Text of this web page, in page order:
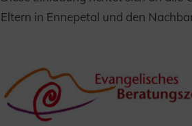
Eltern in Ennepetal und den